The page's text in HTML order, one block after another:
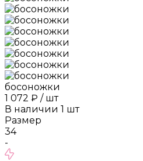
босоножки
1 072 ₽ / шт
В наличии 1 шт
Размер
34
-